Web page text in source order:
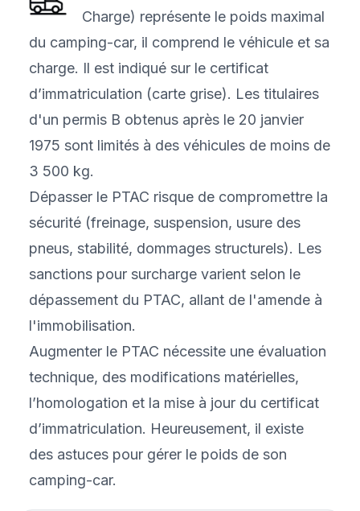
Charge) représente le poids maximal
du camping-car, il comprend le véhicule et sa
charge. Il est indiqué sur le certificat
d’immatriculation (carte grise). Les titulaires
d'un permis B obtenus après le 20 janvier
1975 sont limités à des véhicules de moins de
3 500 kg.
Dépasser le PTAC risque de compromettre la
sécurité (freinage, suspension, usure des
pneus, stabilité, dommages structurels). Les
sanctions pour surcharge varient selon le
dépassement du PTAC, allant de l'amende à
l'immobilisation.
Augmenter le PTAC nécessite une évaluation
technique, des modifications matérielles,
l’homologation et la mise à jour du certificat
d’immatriculation. Heureusement, il existe
des astuces pour gérer le poids de son
camping-car.